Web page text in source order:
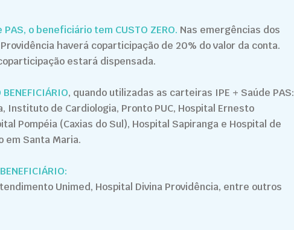
o beneficiário tem CUSTO ZERO. Nas emergências dos
haverá coparticipação de 20% do valor da conta.
estará dispensada.
, quando utilizadas as carteiras IPE + Saúde PAS:
Instituto de Cardiologia, Pronto PUC, Hospital Ernesto
Pompéia (Caxias do Sul), Hospital Sapiranga e Hospital de
em Santa Maria.
Unimed, Hospital Divina Providência, entre outros